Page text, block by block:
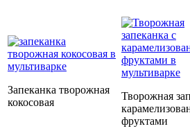
Запеканка творожная
кокосовая
Творожная
фруктами